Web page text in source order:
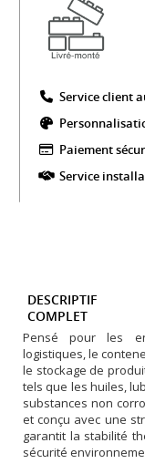
Service client
Paiement
Service
DESCRIPTIF
COMPLET
Pensé pour les
logistiques, le
le stockage de
tels que les huiles,
substances non
et conçu avec une
garantit la stabilité
sécurité